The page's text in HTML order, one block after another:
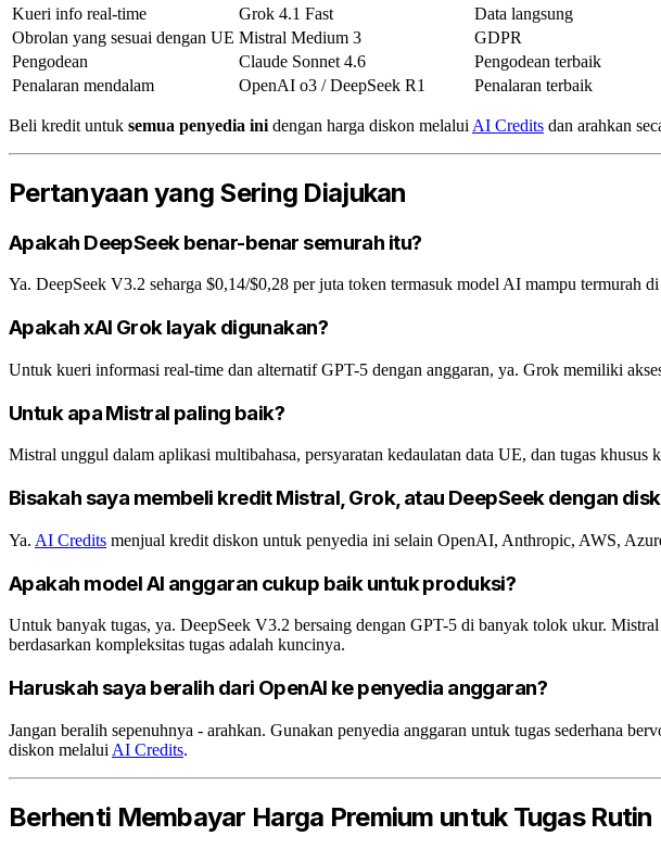
Kueri info real-time
Grok 4.1 Fast
Data langsung
Obrolan yang sesuai dengan UE Mistral Medium 3
GDPR
Pengodean
Claude Sonnet 4.6
Pengodean terbaik
Penalaran mendalam
OpenAI o3 / DeepSeek R1 Penalaran terbaik
Beli kredit untuk semua penyedia ini dengan harga diskon melalui AI Credits dan arahkan
Pertanyaan yang Sering Diajukan
Apakah DeepSeek benar-benar semurah itu?
Ya. DeepSeek V3.2 seharga $0,14/$0,28 per juta token termasuk model AI mampu termurah
Apakah xAI Grok layak digunakan?
Untuk kueri informasi real-time dan alternatif GPT-5 dengan anggaran, ya. Grok memiliki
Untuk apa Mistral paling baik?
Mistral unggul dalam aplikasi multibahasa, persyaratan kedaulatan data UE, dan tugas
Bisakah saya membeli kredit Mistral, Grok, atau DeepSeek dengan
Ya. AI Credits menjual kredit diskon untuk penyedia ini selain OpenAI, Anthropic, AWS,
Apakah model AI anggaran cukup baik untuk produksi?
Untuk banyak tugas, ya. DeepSeek V3.2 bersaing dengan GPT-5 di banyak tolok ukur.
berdasarkan kompleksitas tugas adalah kuncinya.
Haruskah saya beralih dari OpenAI ke penyedia anggaran?
Jangan beralih sepenuhnya - arahkan. Gunakan penyedia anggaran untuk tugas sederhana
diskon melalui AI Credits.
Berhenti Membayar Harga Premium untuk Tugas Rutin